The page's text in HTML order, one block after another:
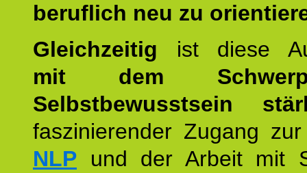
beruflich neu zu
Gleichzeitig ist diese
mit dem
Selbstbewusstsein
faszinierender Zugang
NLP und der Arbeit mit